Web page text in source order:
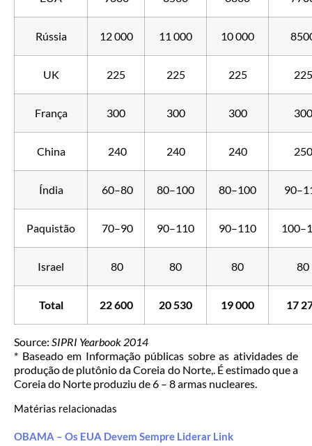
Rússia 12 000 11 000 10 000
UK 225 225 225 225
França 300 300 300 300
China 240 240 240 250
Índia 60–80 80–100 80–100
Paquistão 70–90 90–110 90–110
Israel 80 80 80 80
Total 22 600 20 530 19 000 17
Source: SIPRI Yearbook 2014
* Baseado em Informação públicas sobre as atividades de
produção de plutônio da Coreia do Norte,. É estimado que a
Coreia do Norte produziu de 6 – 8 armas nucleares.
Matérias relacionadas
OBAMA – Os EUA Devem Sempre Liderar Link